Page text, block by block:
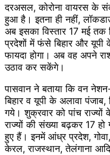
दरअसल, कोरोना वायरस के
हुआ है। इतना ही नहीं,
अब इसका विस्तार 17 मई
प्रदेशों में फंसे बिहार और यूपी
फायदा होगा। अब वह अपने
उठाव कर सकेंगे।
पासवान ने बताया कि वन
बिहार व यूपी के अलावा
गये। शुक्रवार को पांच
राज्यों की संख्या बढ़कर 17
हुए हैं। इनमें आंध्र प्रदेश,
केरल, राजस्थान, तेलंगाना